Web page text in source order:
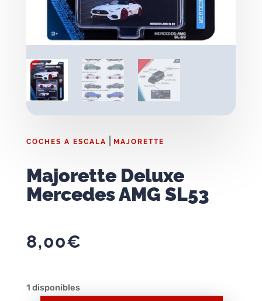
COCHES A ESCALA MAJORETTE
Majorette Deluxe
Mercedes AMG SL53
8,00€
1 disponibles